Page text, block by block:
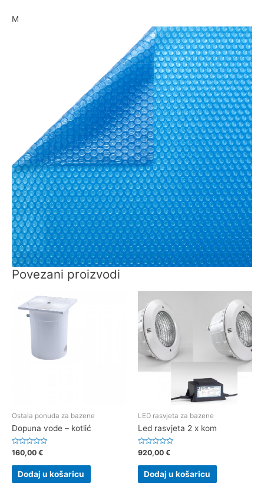
M
Povezani proizvodi
Ostala ponuda za bazene
Dopuna vode – kotlić
Ocjenjeno
0
od
160,00 €
Dodaj u košaricu
LED rasvjeta za bazene
Led rasvjeta 2 x kom
Ocjenjeno
0
od
920,00 €
Dodaj u košaricu